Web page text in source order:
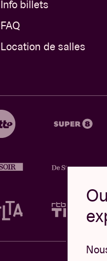
Info billets
FAQ
Location de salles